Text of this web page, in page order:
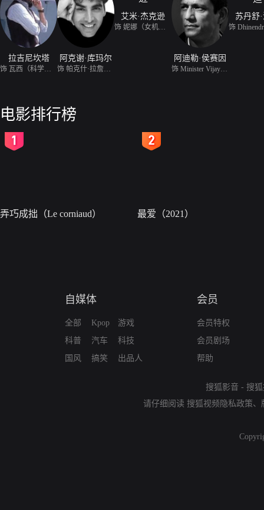
拉吉尼坎塔 阿克谢·库玛尔
艾米·杰克逊
饰 妮娜（女机器人）
阿迪勒·侯赛因
苏丹舒
饰
电影排行榜
弄巧成拙（Le corniaud） 最爱（2021）
自媒体
全部
科普
国风
Kpop
汽车
搞笑
游戏
科技
出品人
会员
会员特权
会员剧场
帮助
搜狐影音 - 搜
请仔细阅读 搜狐视频隐私政策、